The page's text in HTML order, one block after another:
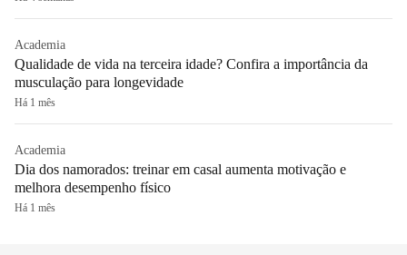
Academia
Qualidade de vida na terceira idade? Confira a importância da
musculação para longevidade
Há 1 mês
Academia
Dia dos namorados: treinar em casal aumenta motivação e
melhora desempenho físico
Há 1 mês